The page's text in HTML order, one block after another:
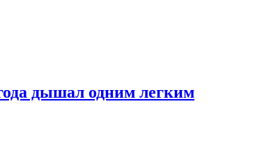
дышал одним легким